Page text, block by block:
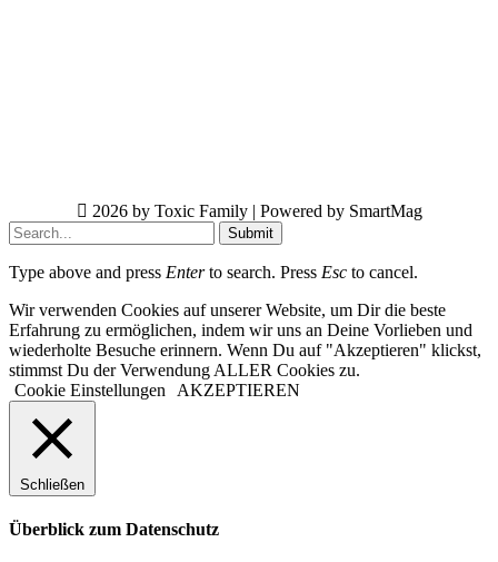
2026 by Toxic Family | Powered by SmartMag
Submit
Type above and press Enterto search. Press Esc to cancel.
Wir verwenden Cookies auf unserer Website, um Dir die beste
Erfahrung zu ermöglichen, indem wir uns an Deine Vorlieben und
wiederholte Besuche erinnern. Wenn Du auf "Akzeptieren" klickst,
stimmst Du der Verwendung ALLER Cookies zu.
Cookie Einstellungen
AKZEPTIEREN
Schließen
Überblick zum Datenschutz